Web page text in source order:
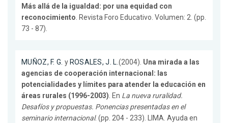
Más allá de la igualdad: por una equidad con
reconocimiento. Revista Foro Educativo. Volumen: 2. (pp.
73 - 87).
MUÑOZ, F. G. y ROSALES, J. L.(2004). Una mirada a las
agencias de cooperación internacional: las
potencialidades y límites para atender la educación en
áreas rurales (1996-2003). En La nueva ruralidad.
Desafíos y propuestas. Ponencias presentadas en el
seminario internacional. (pp. 204 - 233). LIMA. Ayuda en